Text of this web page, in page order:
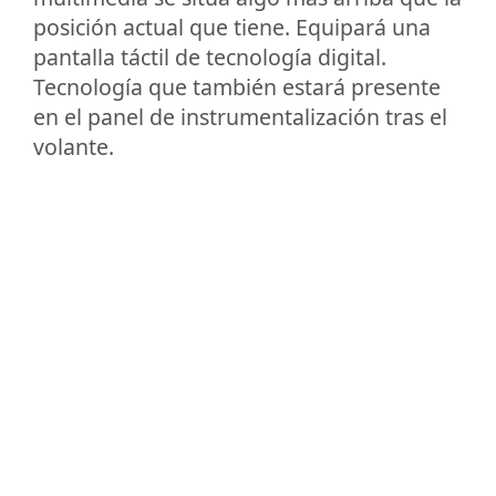
posición actual que tiene. Equipará una
pantalla táctil de tecnología digital.
Tecnología que también estará presente
en el panel de instrumentalización tras el
volante.